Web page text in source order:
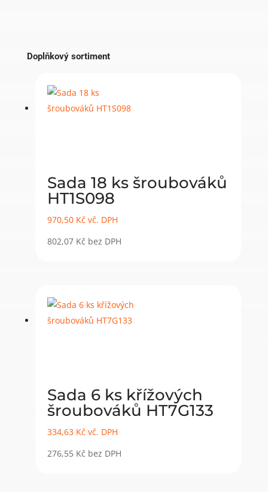
Doplňkový sortiment
Sada 18 ks šroubováků
HT1S098
970,50 Kč vč. DPH
802,07 Kč bez DPH
Sada 6 ks křížových
šroubováků HT7G133
334,63 Kč vč. DPH
276,55 Kč bez DPH